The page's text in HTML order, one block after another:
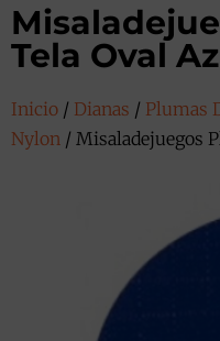
Tela Oval
Inicio / Dianas / Plumas
Nylon / Misaladejuegos